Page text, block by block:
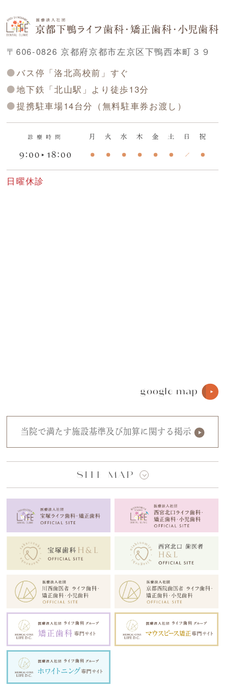
〒606-0826 京都府京都市左京区下鴨西本町３９
バス停「洛北高校前」すぐ
地下鉄「北山駅」より徒歩13分
提携駐車場14台分（無料駐車券お渡し）
日曜休診
google map
当院で満たす施設基準及び加算に関する掲示
SITE MAP